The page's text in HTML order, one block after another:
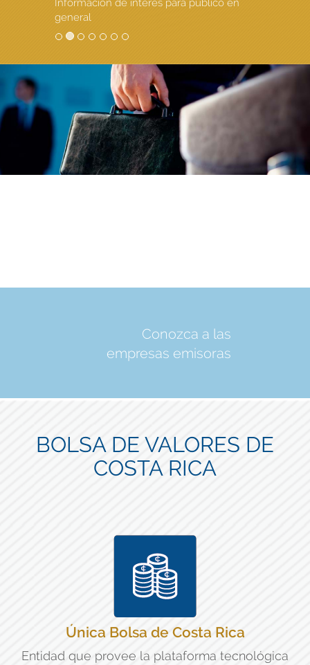
Información de interés para público en
general
Conozca a las
empresas emisoras
BOLSA DE VALORES DE
COSTA RICA
Única Bolsa de Costa Rica
Entidad que provee la plataforma tecnológica